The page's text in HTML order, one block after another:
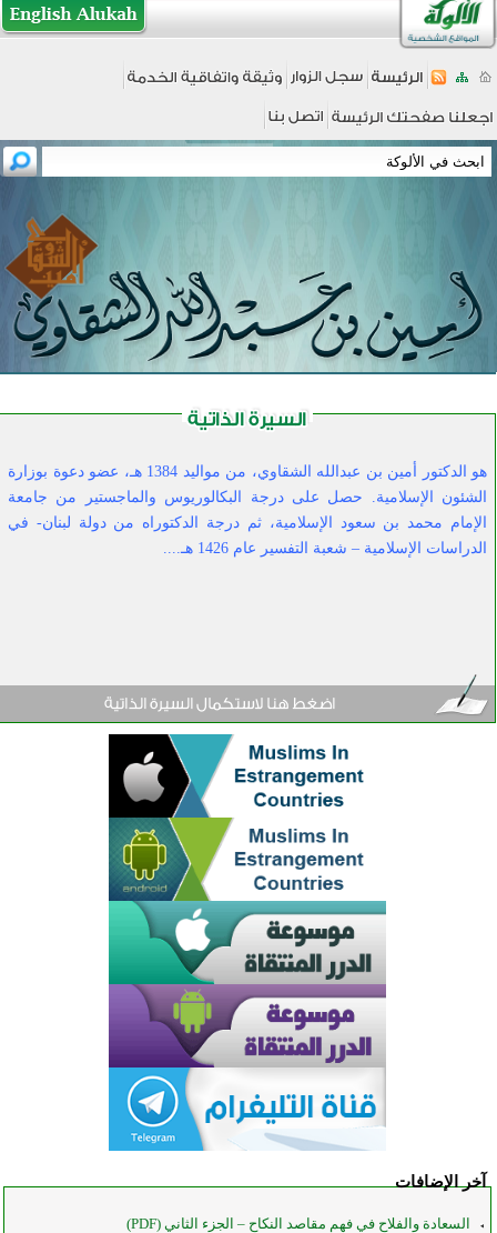
هو الدكتور أمين بن عبدالله الشقاوي، من مواليد 1384 هـ، عضو دعوة بوزارة
الشئون الإسلامية. حصل على درجة البكالوريوس والماجستير من جامعة
الإمام محمد بن سعود الإسلامية، ثم درجة الدكتوراه من دولة لبنان- في
الدراسات الإسلامية – شعبة التفسير عام 1426 هـ....
آخر الإضافات
السعادة والفلاح في فهم مقاصد النكاح – الجزء الثاني (PDF)